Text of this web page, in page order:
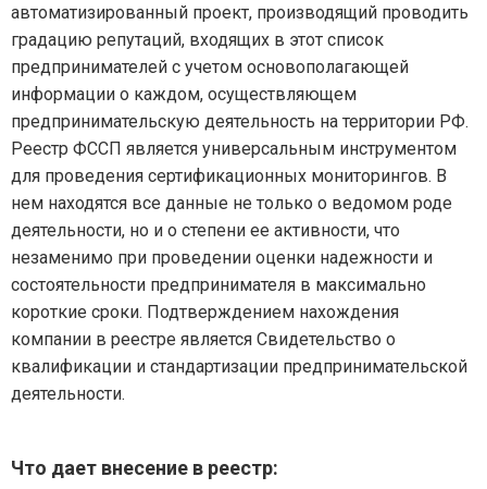
автоматизированный проект, производящий проводить
градацию репутаций, входящих в этот список
предпринимателей с учетом основополагающей
информации о каждом, осуществляющем
предпринимательскую деятельность на территории РФ.
Реестр ФССП является универсальным инструментом
для проведения сертификационных мониторингов. В
нем находятся все данные не только о ведомом роде
деятельности, но и о степени ее активности, что
незаменимо при проведении оценки надежности и
состоятельности предпринимателя в максимально
короткие сроки. Подтверждением нахождения
компании в реестре является Свидетельство о
квалификации и стандартизации предпринимательской
деятельности.
Что дает внесение в реестр: